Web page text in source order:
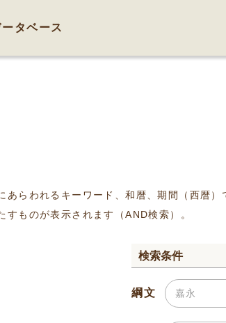
タベース
あらわれるキーワード、和暦、期間（西暦
すものが表示されます（AND検索）。
検索条件
綱文